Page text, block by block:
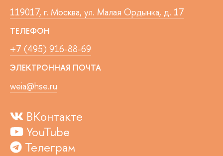
119017, г. Москва, ул. Малая Ордынка, д. 17
ТЕЛЕФОН
+7 (495) 916-88-69
ЭЛЕКТРОННАЯ ПОЧТА
weia@hse.ru
ВКонтакте
YouTube
Телеграм